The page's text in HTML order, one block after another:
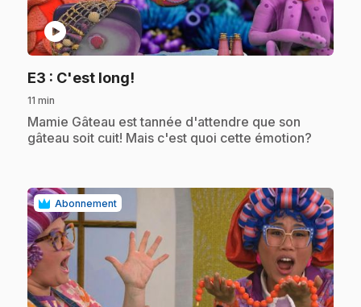
play_circle
E3 : C'est long!
11 min
.Mamie Gâteau est tannée d'attendre que son
gâteau soit cuit! Mais c'est quoi cette émotion?
Abonnement